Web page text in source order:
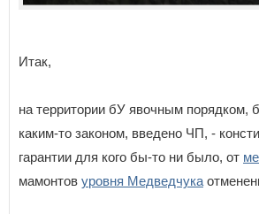
Итак,
на территории бУ явочным порядком,
каким-то законом, введено ЧП, -
гарантии для кого бы-то ни было, от
мамонтов уровня Медведчука